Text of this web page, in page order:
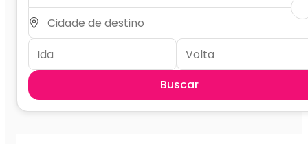
Buscar